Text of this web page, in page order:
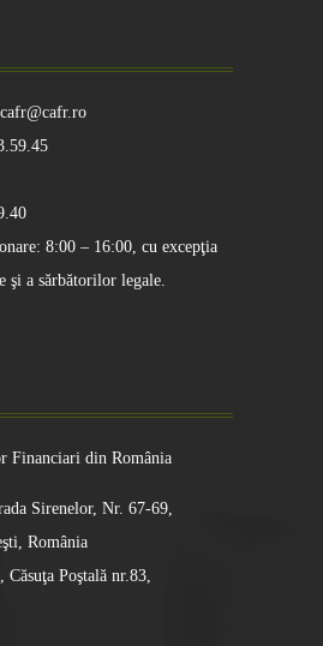
8:00 – 16:00, cu excepţia
şi a sărbătorilor legale.
Financiari din România
Sirenelor, Nr. 67-69,
România
Poştală nr.83,